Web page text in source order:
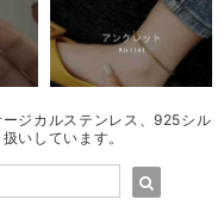
ジカルステンレス、925シル
いしています。